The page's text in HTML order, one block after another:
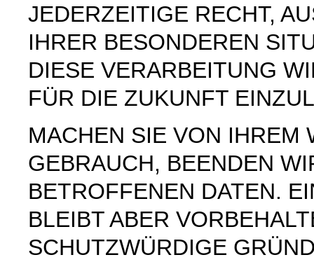
JEDERZEITIGE RECHT,
IHRER BESONDEREN
DIESE VERARBEITUNG
FÜR DIE ZUKUNFT
MACHEN SIE VON IHREM
GEBRAUCH, BEENDEN
BETROFFENEN DATEN.
BLEIBT ABER
SCHUTZWÜRDIGE